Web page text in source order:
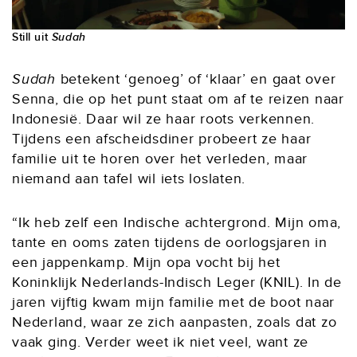
Still uit Sudah
Sudah betekent ‘genoeg’ of ‘klaar’ en gaat over
Senna, die op het punt staat om af te reizen naar
Indonesië. Daar wil ze haar roots verkennen.
Tijdens een afscheidsdiner probeert ze haar
familie uit te horen over het verleden, maar
niemand aan tafel wil iets loslaten.
“Ik heb zelf een Indische achtergrond. Mijn oma,
tante en ooms zaten tijdens de oorlogsjaren in
een jappenkamp. Mijn opa vocht bij het
Koninklijk Nederlands-Indisch Leger (KNIL). In de
jaren vijftig kwam mijn familie met de boot naar
Nederland, waar ze zich aanpasten, zoals dat zo
vaak ging. Verder weet ik niet veel, want ze